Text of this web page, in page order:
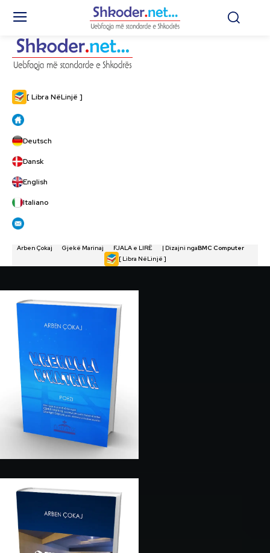
[ Libra NëLinjë ]
Deutsch
Dansk
English
Italiano
Arben Çokaj Gjekë Marinaj FJALA e LIRË | Dizajni ngaBMC Computer
[ Libra NëLinjë ]